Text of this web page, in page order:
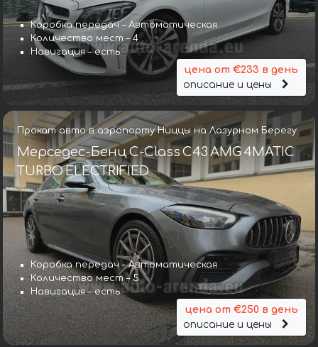
Коробка передач – Автоматическая
Количество мест – 4
Навигация – есть
цена от €233 в день
описание и цены
Прокат авто в аэропорту Ниццы на Лазурном Берегу
Мерседес-Бенц C-Class C43 AMG 4MATIC
TURBO ELECTRIFIED
Коробка передач – Автоматическая
Количество мест – 5
Навигация – есть
цена от €250 в день
описание и цены